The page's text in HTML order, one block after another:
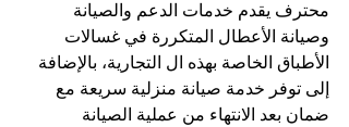
محترف يقدم خدمات الدعم والصيانة
وصيانة الأعطال المتكررة في غسالات
الأطباق الخاصة بهذه ال التجارية، بالإضافة
إلى توفر خدمة صيانة منزلية سريعة مع
ضمان بعد الانتهاء من عملية الصيانة